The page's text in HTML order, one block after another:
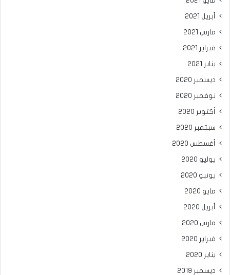
أبريل 2021
مارس 2021
فبراير 2021
يناير 2021
ديسمبر 2020
نوفمبر 2020
أكتوبر 2020
سبتمبر 2020
أغسطس 2020
يوليو 2020
يونيو 2020
مايو 2020
أبريل 2020
مارس 2020
فبراير 2020
يناير 2020
ديسمبر 2019